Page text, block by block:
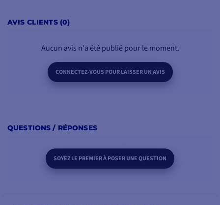
AVIS CLIENTS (0)
Aucun avis n'a été publié pour le moment.
CONNECTEZ-VOUS POUR LAISSER UN AVIS
QUESTIONS / RÉPONSES
SOYEZ LE PREMIER À POSER UNE QUESTION